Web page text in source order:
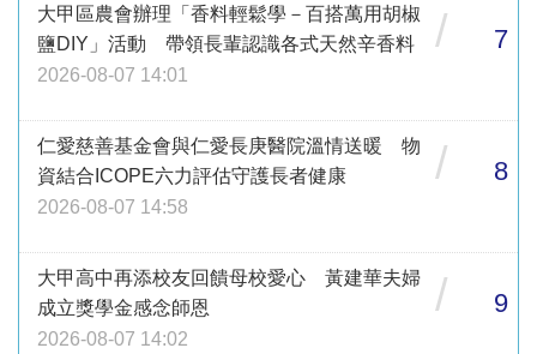
大甲區農會辦理「香料輕鬆學－百搭萬用胡椒
鹽DIY」活動 帶領長輩認識各式天然辛香料
2026-08-07 14:01
/ 7
仁愛慈善基金會與仁愛長庚醫院溫情送暖 物
資結合ICOPE六力評估守護長者健康
2026-08-07 14:58
/ 8
大甲高中再添校友回饋母校愛心 黃建華夫婦
成立獎學金感念師恩
2026-08-07 14:02
/ 9